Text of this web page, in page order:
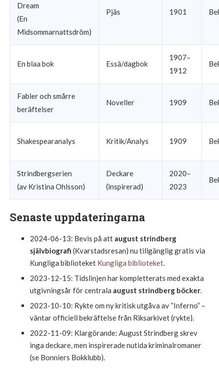
Dream
(En
Midsommarnattsdröm)
Pjäs 1901
En blaa bok Essä/dagbok
1907–
1912
Fabler och smårre
beräftelser
Noveller 1909
Shakespearanalys Kritik/Analys 1909
Strindbergserien
(av Kristina Ohlsson)
Deckare
(inspirerad)
2020–
2023
Senaste uppdateringarna
2024-06-13: Bevis på att august strindberg
självbiografi (Kvarstadsresan) nu tillgänglig gratis via
Kungliga biblioteket Kungliga biblioteket
2023-12-15: Tidslinjen har kompletterats med exakta
utgivningsår för centrala august strindberg böcker
2023-10-10: Rykte om ny kritisk utgåva av “Inferno” –
väntar officiell bekräftelse från Riksarkivet (rykte).
2022-11-09: Klargörande: August Strindberg skrev
inga deckare, men inspirerade nutida kriminalromaner
(se Bonniers Bokklubb).